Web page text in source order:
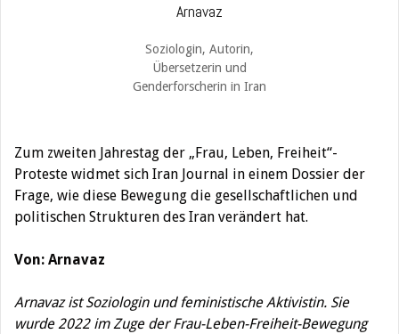
Arnavaz
Soziologin, Autorin,
Übersetzerin und
Genderforscherin in Iran
Zum zweiten Jahrestag der „Frau, Leben, Freiheit“-
Proteste widmet sich Iran Journal in einem Dossier der
Frage, wie diese Bewegung die gesellschaftlichen und
politischen Strukturen des Iran verändert hat.
Von: Arnavaz
Arnavaz ist Soziologin und feministische Aktivistin. Sie
wurde 2022 im Zuge der Frau-Leben-Freiheit-Bewegung